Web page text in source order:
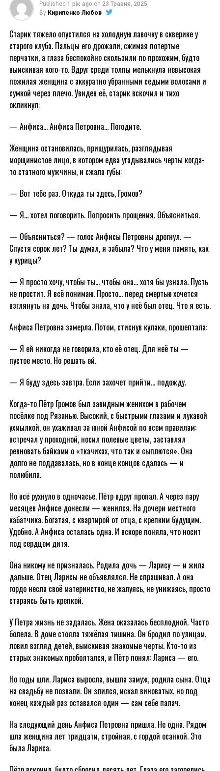
Published 1 рік ago on 23 Травня, 2025
By Кириленко Любов
Старик тяжело опустился на холодную лавочку в скверике у
старого клуба. Пальцы его дрожали, сжимая потертые
перчатки, а глаза беспокойно скользили по прохожим, будто
выискивая кого-то. Вдруг среди толпы мелькнула невысокая
пожилая женщина с аккуратно убранными седыми волосами и
сумкой через плечо. Увидев её, старик вскочил и тихо
окликнул:
— Анфиса… Анфиса Петровна… Погодите.
Женщина остановилась, прищурилась, разглядывая
морщинистое лицо, в котором едва угадывались черты когда-
то статного мужчины, и сжала губы:
— Вот тебе раз. Откуда ты здесь, Громов?
— Я… хотел поговорить. Попросить прощения. Объясниться.
— Объясниться? — голос Анфисы Петровны дрогнул. —
Спустя сорок лет? Ты думал, я забыла? Что у меня память, как
у курицы?
— Я просто хочу, чтобы ты… чтобы она… хотя бы узнала. Пусть
не простит. Я всё понимаю. Просто… перед смертью хочется
взглянуть на дочь. Чтобы знала, что у неё был отец. Что я есть.
Анфиса Петровна замерла. Потом, стиснув кулаки, прошептала:
— Я ей никогда не говорила, кто её отец. Для неё ты —
пустое место. Но решать ей.
— Я буду здесь завтра. Если захочет прийти… подожду.
Когда-то Пётр Громов был завидным женихом в рабочем
посёлке под Рязанью. Высокий, с быстрыми глазами и лукавой
ухмылкой, он ухаживал за юной Анфисой по всем правилам:
встречал у проходной, носил полевые цветы, заставлял
ревновать байками о «ткачихах, что так и сыплются». Она
долго не поддавалась, но в конце концов сдалась — и
полюбила.
Но всё рухнуло в одночасье. Пётр вдруг пропал. А через пару
месяцев Анфисе донесли — женился. На дочери местного
кабатчика. Богатая, с квартирой от отца, с крепким будущим.
Удобно. А Анфиса осталась одна. И вскоре поняла, что носит
под сердцем дитя.
Она никому не призналась. Родила дочь — Ларису — и жила
дальше. Отец Ларисы не объявлялся. Не спрашивал. А она
гордо несла своё материнство, не жалуясь, не унижаясь, просто
стараясь быть крепкой.
У Петра жизнь не задалась. Жена оказалась бесплодной. Часто
болела. В доме стояла тяжёлая тишина. Он бродил по улицам,
ловил взгляд детей, выискивая знакомые черты. Кто-то из
старых знакомых проболтался, и Пётр понял: Лариса — его.
Но годы шли. Лариса выросла, вышла замуж, родила сына. Отца
на свадьбу не позвали. Он злился, искал виноватых, но под
конец каждый раз оставался один — сам себе палач.
На следующий день Анфиса Петровна пришла. Не одна. Рядом
шла женщина лет тридцати, стройная, с гордой осанкой. Это
была Лариса.